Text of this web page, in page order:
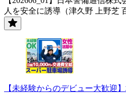
人を安全に誘導（津久野 上野芝
【未経験からのデビュー大歓迎